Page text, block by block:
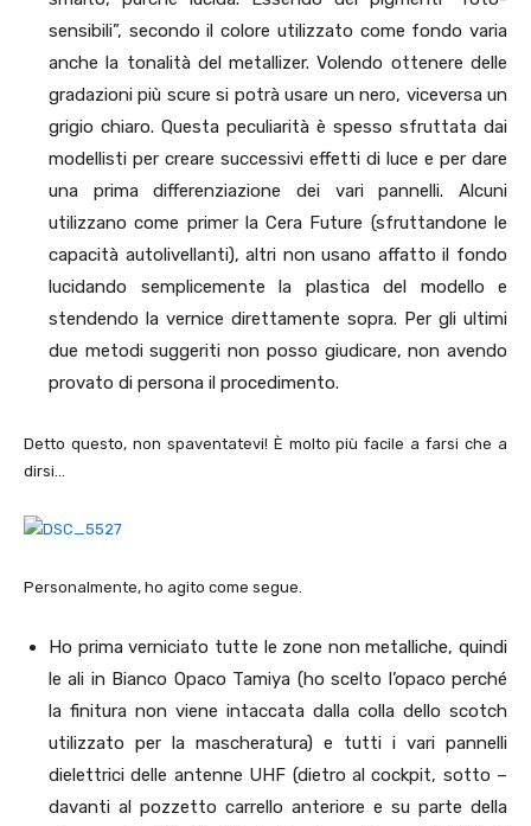
sensibili”, secondo il colore utilizzato come fondo varia
anche la tonalità del metallizer. Volendo ottenere delle
gradazioni più scure si potrà usare un nero, viceversa un
grigio chiaro. Questa peculiarità è spesso sfruttata dai
modellisti per creare successivi effetti di luce e per dare
una prima differenziazione dei vari pannelli. Alcuni
utilizzano come primer la Cera Future (sfruttandone le
capacità autolivellanti), altri non usano affatto il fondo
lucidando semplicemente la plastica del modello e
stendendo la vernice direttamente sopra. Per gli ultimi
due metodi suggeriti non posso giudicare, non avendo
provato di persona il procedimento.
Detto questo, non spaventatevi! È molto più facile a farsi che a
dirsi…
Personalmente, ho agito come segue.
Ho prima verniciato tutte le zone non metalliche, quindi
le ali in Bianco Opaco Tamiya (ho scelto l’opaco perché
la finitura non viene intaccata dalla colla dello scotch
utilizzato per la mascheratura) e tutti i vari pannelli
dielettrici delle antenne UHF (dietro al cockpit, sotto –
davanti al pozzetto carrello anteriore e su parte della